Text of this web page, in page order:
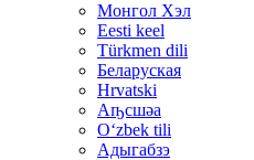
Монгол Хэл
Eesti keel
Türkmen dili
Беларуская
Hrvatski
Аҧсшәа
Oʻzbek tili
Адыгабзэ